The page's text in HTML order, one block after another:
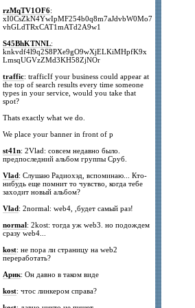
rzMqTV1OF6:
xI0CsZkN4YwIpMF254b0q8m7aJdvbW0Mo7
vhGLdTRxCAT1mATd2A9w1
S45BhKTNNL:
knkvdf4l9q2S8PXe9gO9wXjELKiMHpfK9x
LmsqUGVzZMd3KH58ZjNOr
traffic: trafficIf your business could appear at
the top of search results every time someone
types in your service, would you take that
spot?
Thats exactly what we do.
We place your banner in front of p
st41n: 2Vlad: совсем недавно было.
предпоследний альбом группы Сруб.
Vlad: Слушаю Радиохэд, вспоминаю... Кто-
нибудь еще помнит то чувство, когда тебе
заходит новый альбом?
Vlad: 2normal: web4, ,будет самый раз!
normal: 2kost: тогда уж web3. но подождем
сразу web4...
kost: не пора ли страницу на web2
переработать?
Арик: Он давно в таком виде
kost: чтос линкером справа?